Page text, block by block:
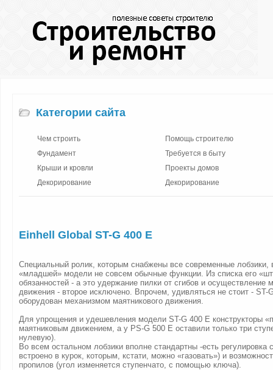
Категории сайта
Чем строить
Фундамент
Крыши и кровли
Декорирование
Помощь строителю
Требуется в быту
Проекты домов
Декорирование
Einhell Global ST-G 400 E
Специальный ролик, которым снабжены все современные лобзики,
«младшей» модели не совсем обычные функции. Из списка его
обязанностей - а это удержание пилки от сгибов и осуществление
движения - второе исключено. Впрочем, удивляться не стоит - ST-
оборудован механизмом маятникового движения.
Для упрощения и удешевления модели ST-G 400 E конструкторы
маятниковым движением, а у PS-G 500 E оставили только три
нулевую).
Во всем остальном лобзики вполне стандартны -есть регулировка
встроено в курок, которым, кстати, можно «газовать») и
пропилов (угол изменяется ступенчато, с помощью ключа).